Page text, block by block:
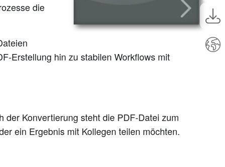
die
Erstellung hin zu stabilen Workflows mit
Konvertierung steht die PDF-Datei zum
ein Ergebnis mit Kollegen teilen möchten.